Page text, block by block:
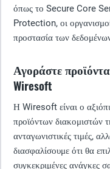
όπως το Secure Core
Protection, οι
προστασία των
Αγοράστε
Wiresoft
Η Wiresoft είναι ο
προϊόντων
ανταγωνιστικές τιμές,
διασφαλίσουμε ότι θα
συγκεκριμένες ανάγκες